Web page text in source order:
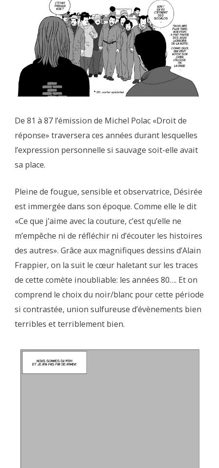
De 81 à 87 l’émission de Michel Polac «Droit de
réponse» traversera ces années durant lesquelles
l’expression personnelle si sauvage soit-elle avait
sa place.
Pleine de fougue, sensible et observatrice, Désirée
est immergée dans son époque. Comme elle le dit
«Ce que j’aime avec la couture, c’est qu’elle ne
m’empêche ni de réfléchir ni d’écouter les histoires
des autres». Grâce aux magnifiques dessins d’Alain
Frappier, on la suit le cœur haletant sur les traces
de cette comète inoubliable: les années 80…. Et on
comprend le choix du noir/blanc pour cette période
si contrastée, union sulfureuse d’évènements bien
terribles et terriblement bien.